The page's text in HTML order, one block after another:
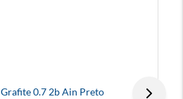
Grafite 0.7 2b Ain Preto